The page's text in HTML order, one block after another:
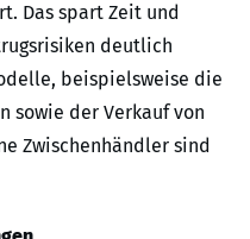
Das spart Zeit und
deutlich
beispielsweise die
sowie der Verkauf von
Zwischenhändler sind